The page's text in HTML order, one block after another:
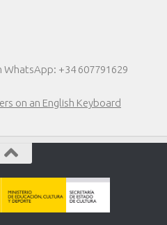
+34 607791629
on an English Keyboard